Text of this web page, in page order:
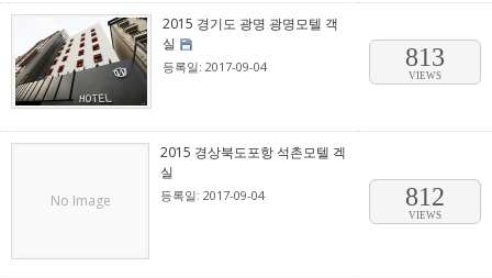
2015 경기도 광명 광명모텔 객
실
등록일: 2017-09-04 813
VIEWS
No Image
2015 경상북도포항 석촌모텔 겍
실
등록일: 2017-09-04 812
VIEWS